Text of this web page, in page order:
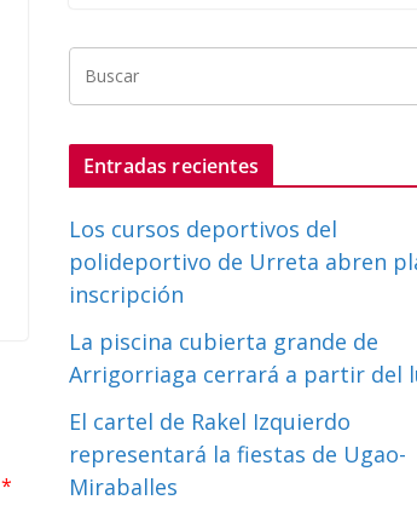
*
Entradas recientes
Los cursos deportivos del
polideportivo de Urreta abren
inscripción
La piscina cubierta grande de
Arrigorriaga cerrará a partir del
El cartel de Rakel Izquierdo
representará la fiestas de Ugao-
Miraballes